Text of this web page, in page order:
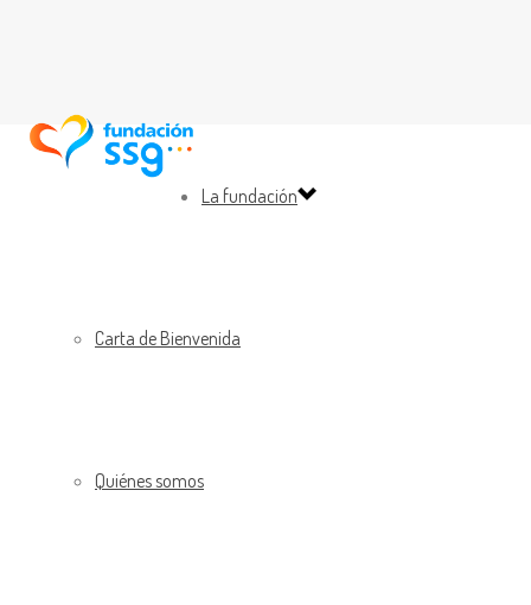
La fundación
Carta de Bienvenida
Quiénes somos